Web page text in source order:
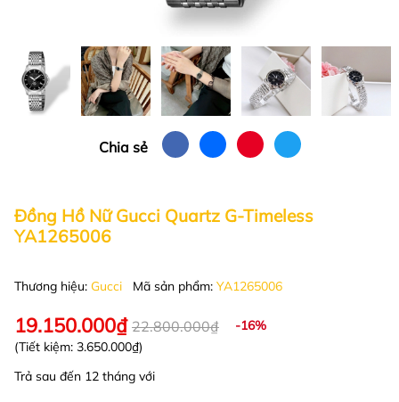
Chia sẻ
Đồng Hồ Nữ Gucci Quartz G-Timeless
YA1265006
Thương hiệu: Gucci Mã sản phẩm: YA1265006
19.150.000₫ 22.800.000₫
-16%
(Tiết kiệm: 3.650.000₫)
Trả sau đến 12 tháng với